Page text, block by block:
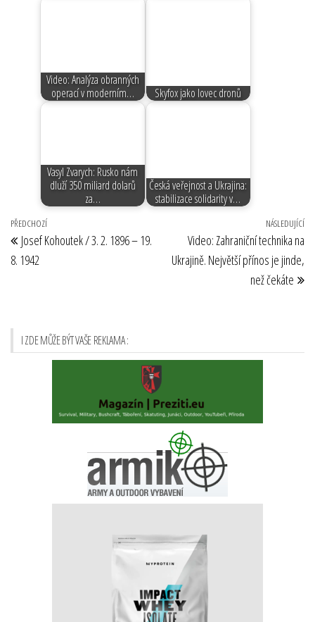
Video: Analýza obranných
operací v moderním…
Skyfox jako lovec dronů
Vasyl Zvarych: Rusko nám
dluží 350 miliard dolarů
za…
Česká veřejnost a Ukrajina:
stabilizace solidarity v…
Navigace
pro
příspěvek
Předchozí
příspěvek
PŘEDCHOZÍ
Josef Kohoutek / 3. 2. 1896 – 19.
8. 1942
NÁSLEDUJÍCÍ
Video: Zahraniční technika na
Ukrajině. Největší přínos je jinde,
než čekáte
I ZDE MŮŽE BÝT VAŠE REKLAMA :